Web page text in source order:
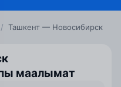
/ Ташкент — Новосибирск
маалымат